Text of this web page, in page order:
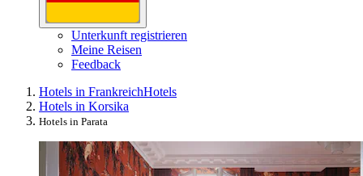
Unterkunft registrieren
Meine Reisen
Feedback
Hotels in FrankreichHotels
Hotels in Korsika
Hotels in Parata